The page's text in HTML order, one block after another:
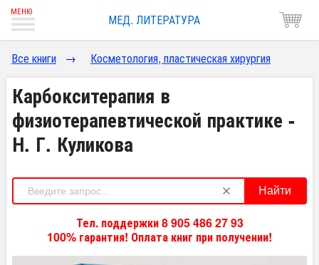
МЕД. ЛИТЕРАТУРА
Все книги → Косметология, пластическая хирургия
Карбокситерапия в
физиотерапевтической практике -
Н. Г. Куликова
Найти
Тел. поддержки 8 905 486 27 93
100% гарантия! Оплата книг при получении!